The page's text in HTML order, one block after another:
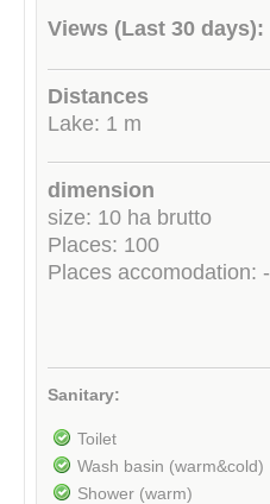
Views (Last 30 days):
Distances
Lake: 1 m
dimension
size: 10 ha brutto
Places: 100
Places accomodation: -
Sanitary:
Toilet
Wash basin (warm&cold)
Shower (warm)